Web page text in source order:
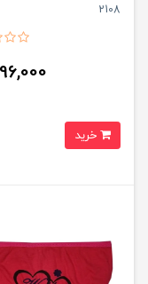
2108
96,000